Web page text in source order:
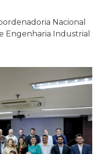
Nacional
Engenharia Industrial